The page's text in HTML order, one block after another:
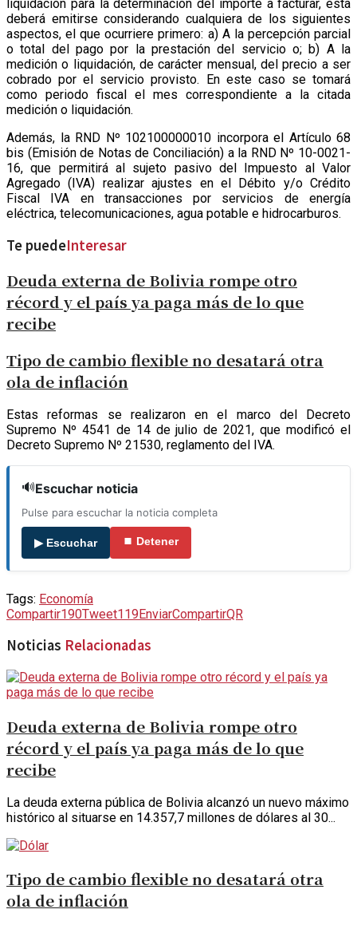
liquidación para la determinación del importe a facturar, ésta
deberá emitirse considerando cualquiera de los siguientes
aspectos, el que ocurriere primero: a) A la percepción parcial
o total del pago por la prestación del servicio o; b) A la
medición o liquidación, de carácter mensual, del precio a ser
cobrado por el servicio provisto. En este caso se tomará
como periodo fiscal el mes correspondiente a la citada
medición o liquidación.
Además, la RND Nº 102100000010 incorpora el Artículo 68
bis (Emisión de Notas de Conciliación) a la RND Nº 10-0021-
16, que permitirá al sujeto pasivo del Impuesto al Valor
Agregado (IVA) realizar ajustes en el Débito y/o Crédito
Fiscal IVA en transacciones por servicios de energía
eléctrica, telecomunicaciones, agua potable e hidrocarburos.
Te puedeInteresar
Deuda externa de Bolivia rompe otro
récord y el país ya paga más de lo que
recibe
Tipo de cambio flexible no desatará otra
ola de inflación
Estas reformas se realizaron en el marco del Decreto
Supremo Nº 4541 de 14 de julio de 2021, que modificó el
Decreto Supremo Nº 21530, reglamento del IVA.
🔊Escuchar noticia
Pulse para escuchar la noticia completa
▶ Escuchar ⏹ Detener
Tags: Economía
Compartir190Tweet119EnviarCompartirQR
Noticias Relacionadas
Deuda externa de Bolivia rompe otro
récord y el país ya paga más de lo que
recibe
La deuda externa pública de Bolivia alcanzó un nuevo máximo
histórico al situarse en 14.357,7 millones de dólares al 30...
Tipo de cambio flexible no desatará otra
ola de inflación